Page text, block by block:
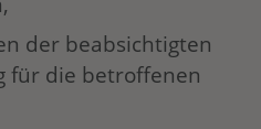
der beabsichtigten
für die betroffenen